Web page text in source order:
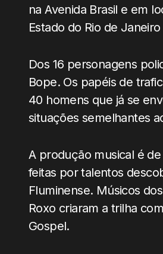
na Avenida Brasil e em
Estado do Rio de
Dos 16 personagens
Bope. Os papéis de
40 homens que já se
situações semelhantes
A produção musical é
feitas por talentos
Fluminense. Músicos
Roxo criaram a trilha
Gospel.